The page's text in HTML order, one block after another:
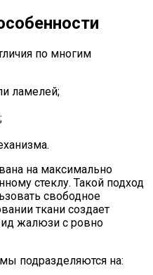
по многим
ламелей;
на максимально
стеклу. Такой подход
свободное
ткани создает
жалюзи с ровно
подразделяются на: